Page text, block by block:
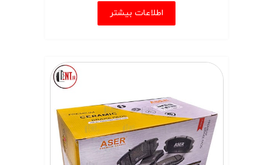
اطلاعات بیشتر